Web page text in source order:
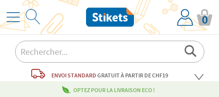
0
ENVOI STANDARD GRATUITÀ PARTIR DE CHF19
OPTEZ POUR LA LIVRAISON ECO !